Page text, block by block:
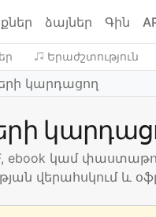
ձայներ Գին
Երաժշտություն
կարդացող
ebook կամ
վերահսկում և